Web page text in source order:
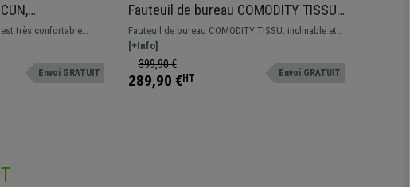
Structure
est très confortable
densité et ses
associée au
Envoi GRATUIT
Fauteuil de bureau COMODITY TISSU,
Grand Rembourrage, Repose-pieds
Extensible, Gris foncé
Fauteuil de bureau COMODITY TISSU: inclinable et
avec repose-pieds extensible. Si vous recherchez
confort et qualité, ce fauteuil est fait pour vous.
[+Info]
399,90 €
289,90 €HT Envoi GRATUIT